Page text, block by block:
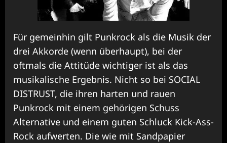
Für gemeinhin gilt Punkrock als die Musik der
drei Akkorde (wenn überhaupt), bei der
oftmals die Attitüde wichtiger ist als das
musikalische Ergebnis. Nicht so bei SOCIAL
DISTRUST, die ihren harten und rauen
Punkrock mit einem gehörigen Schuss
Alternative und einem guten Schluck Kick-Ass-
Rock aufwerten. Die wie mit Sandpapier